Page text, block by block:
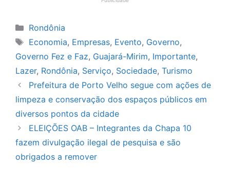
Categorias
Rondônia
Tags
Economia, Empresas, Evento, Governo,
Governo Fez e Faz, Guajará-Mirim, Importante,
Lazer, Rondônia, Serviço, Sociedade, Turismo
Prefeitura de Porto Velho segue com ações de
limpeza e conservação dos espaços públicos em
diversos pontos da cidade
ELEIÇÕES OAB – Integrantes da Chapa 10
fazem divulgação ilegal de pesquisa e são
obrigados a remover